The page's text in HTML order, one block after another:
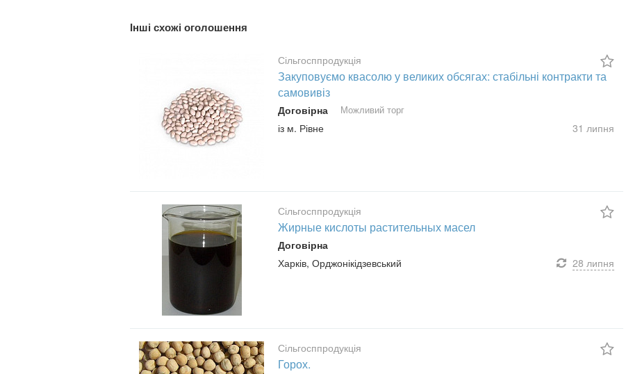
Інші схожі оголошення
Сільгосппродукція
Закуповуємо квасолю у великих обсягах: стабільні контракти та
самовивіз
Договірна Можливий торг
із м. Рівне 31 липня
Сільгосппродукція
Жирные кислоты растительных масел
Договірна
Харків, Орджонікідзевський
28 липня
Сільгосппродукція
Горох.